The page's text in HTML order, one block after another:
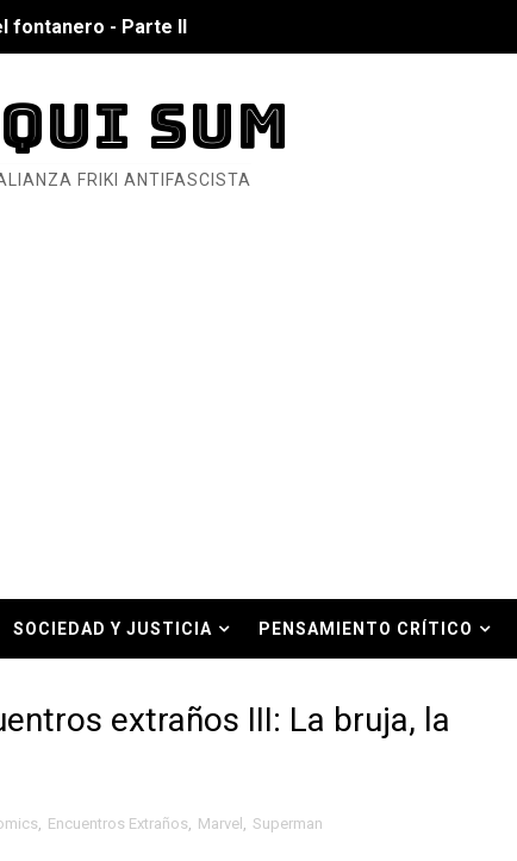
fontanero - Parte II
Talón de Hierro
terror del siglo XXI
otros
asesina
SUM
FRIKI ANTIFASCISTA
SOCIEDAD Y JUSTICIA PENSAMIENTO CRÍTICO
extraños III: La bruja, la
, Encuentros Extraños, Marvel , Superman